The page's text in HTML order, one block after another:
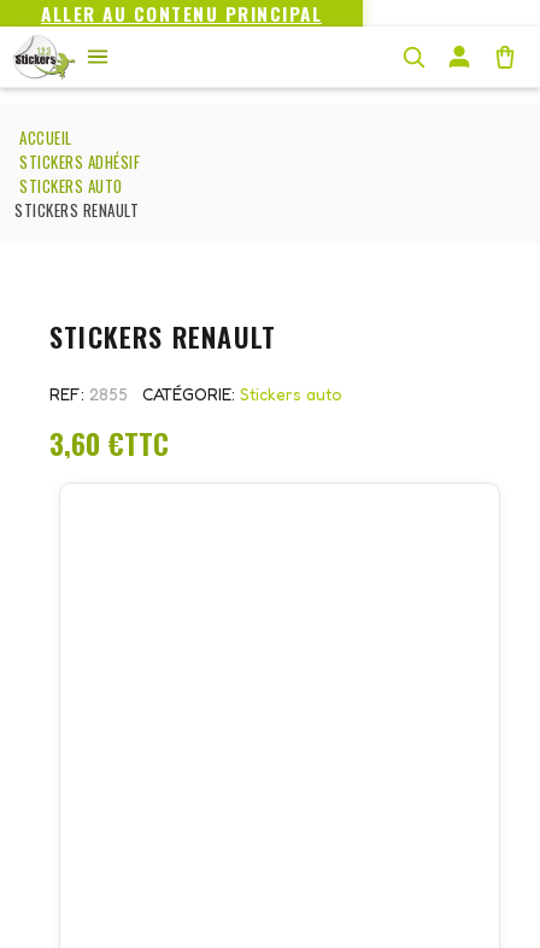
ALLER AU CONTENU PRINCIPAL
ACCUEIL
STICKERS ADHÉSIF
STICKERS AUTO
STICKERS RENAULT
STICKERS RENAULT
REF 2855 CATÉGORIE Stickers auto
3,60 €TTC